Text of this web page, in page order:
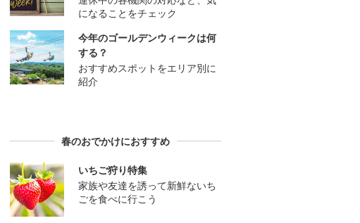
になることをチェック
今年のゴールデンウィークは何
する？
おすすめスポットをエリア別に
紹介
春のおでかけにおすすめ
いちご狩り特集
家族や友達を誘って新鮮ないち
ごを食べに行こう